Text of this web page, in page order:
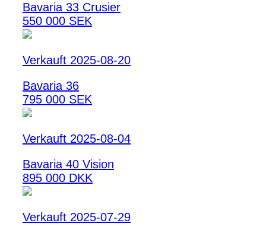
Bavaria 33 Crusier
550 000 SEK
Verkauft 2025-08-20
Bavaria 36
795 000 SEK
Verkauft 2025-08-04
Bavaria 40 Vision
895 000 DKK
Verkauft 2025-07-29